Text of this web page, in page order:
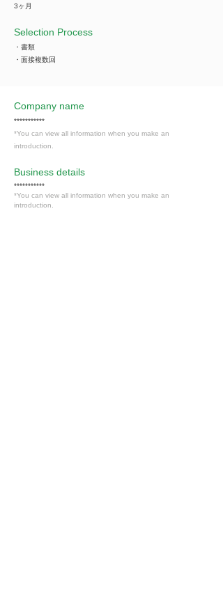
3ヶ月
Selection Process
・書類
・面接複数回
Company name
***********
*You can view all information when you make an
introduction.
​Business details
***********
*You can view all information when you make an
introduction.